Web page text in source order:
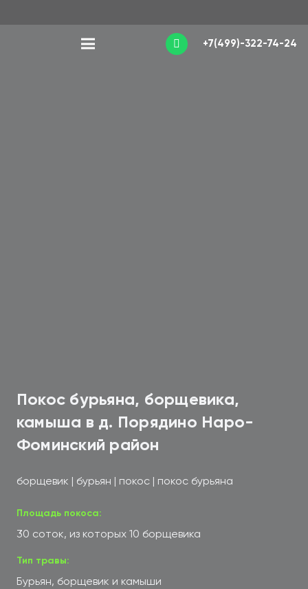
+7(499)-322-74-24
Покос бурьяна, борщевика,
камыша в д. Порядино Наро-
Фоминский район
борщевик | бурьян | покос | покос бурьяна
Площадь покоса:
30 соток, из которых 10 борщевика
Тип травы:
Бурьян, борщевик и камыши